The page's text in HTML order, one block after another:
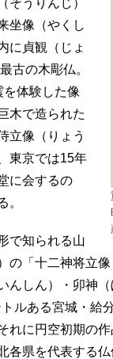
そうりんじ）
坐像（やくし
に貞観（じょ
古の木彫仏。
体験した像
木で造られた
立像（りょう
東京では15年
に会するの
。
で知られる山
の「十二神将立
んしん）・卯神
ルある宮城・給
れに円空初期の
各県を代表する仏